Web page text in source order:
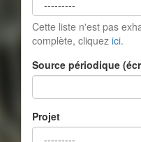
Cette liste n'est pas
complète, cliquez ici.
Source périodique
Projet